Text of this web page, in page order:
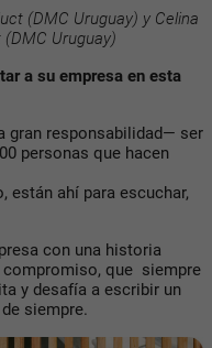
(DMC Uruguay) y Celina
Uruguay)
a su empresa en esta
gran responsabilidad— ser
personas que hacen
están ahí para escuchar,
con una historia
que siempre
y desafía a escribir un
siempre.